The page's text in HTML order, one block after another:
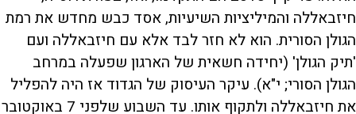
חיזבאללה והמיליציות השיעיות, אסד כבש מחדש את רמת
הגולן הסורית. הוא לא חזר לבד אלא עם חיזבאללה ועם
'תיק הגולן' (יחידה חשאית של הארגון שפעלה במרחב
הגולן הסורי; י"א). עיקר העיסוק של הגדוד אז היה להפליל
את חיזבאללה ולתקוף אותו. עד השבוע שלפני 7 באוקטובר